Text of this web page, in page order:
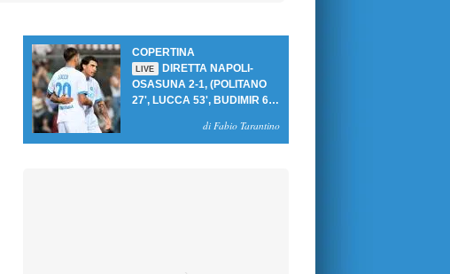
COPERTINA
LIVE
DIRETTA NAPOLI-
OSASUNA 2-1, (POLITANO
27', LUCCA 53', BUDIMIR 69'
PER PRIMA VITTORIA AL
di Fabio Tarantino